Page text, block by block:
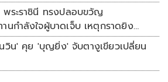
พระราชินี ทรงปลอบขวัญ
านกำลังใจผู้บาดเจ็บ เหตุกราดยิง
นทร์นนทบุรี
วิน' คุย 'บุญยิ่ง' จับตางูเขียวเปลี่ยน